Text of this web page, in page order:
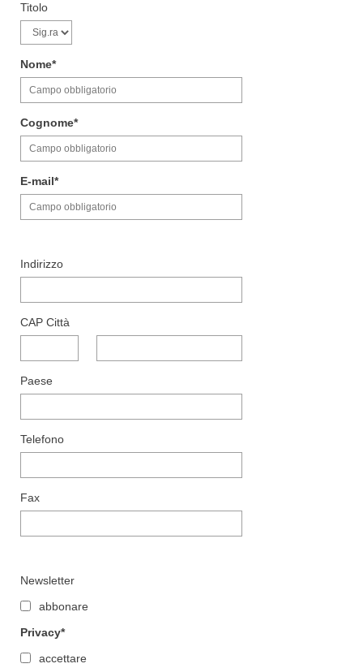
Titolo
Nome
Cognome
E-mail
Indirizzo
CAP Città
Paese
Telefono
Fax
Newsletter
abbonare
Privacy
accettare